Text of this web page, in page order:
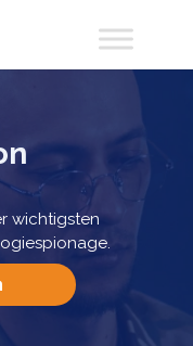
wichtigsten